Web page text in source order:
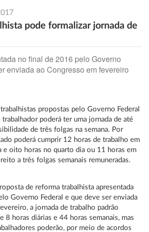
pode formalizar jornada de
no final de 2016 pelo Governo
enviada ao Congresso em fevereiro
propostas pelo Governo Federal
poderá ter uma jornada de até
de três folgas na semana. Por
poderá cumprir 12 horas de trabalho em
e oito horas no quarto dia ou 11 horas em
a três folgas semanais remuneradas.
de reforma trabalhista apresentada
Governo Federal e que deve ser enviada
a jornada de trabalho padrão
8 horas diárias e 44 horas semanais, mas
poderão, por meio de acordos